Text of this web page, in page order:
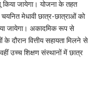
किया जायेगा। योजना के तहत
मेधावी छात्र-छात्राओं को
जायेगा। अकादमिक रूप से
दौरान वित्तीय सहायता मिलने से
उच्च शिक्षण संस्थानों में छात्र